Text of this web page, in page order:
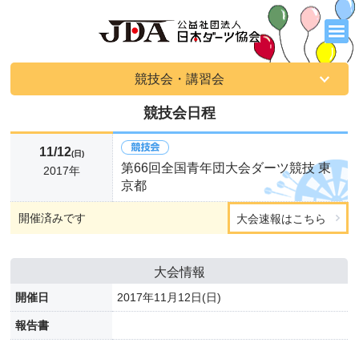
競技会・講習会
競技会日程
11/12(日)
2017年
第66回全国青年団大会ダーツ競技 東
京都
開催済みです 大会速報はこちら
大会情報
開催日 2017年11月12日(日)
報告書